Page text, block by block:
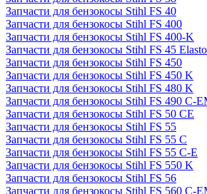
Запчасти для бензокосы Stihl FS 40
Запчасти для бензокосы Stihl FS 400
Запчасти для бензокосы Stihl FS 400-K
Запчасти для бензокосы Stihl FS 45
Запчасти для бензокосы Stihl FS 450
Запчасти для бензокосы Stihl FS 450 K
Запчасти для бензокосы Stihl FS 480 K
Запчасти для бензокосы Stihl FS 490 C-
Запчасти для бензокосы Stihl FS 50 CE
Запчасти для бензокосы Stihl FS 55
Запчасти для бензокосы Stihl FS 55 C
Запчасти для бензокосы Stihl FS 55 C-E
Запчасти для бензокосы Stihl FS 550 K
Запчасти для бензокосы Stihl FS 56
Запчасти для бензокосы Stihl FS 560 C-